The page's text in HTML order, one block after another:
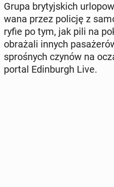
Grupa bry­tyj­skich
wa­na przez policję z
ry­fie po tym, jak pili na
ob­ra­ża­li innych
spro­śnych czynów na
portal Edin­burgh Live.